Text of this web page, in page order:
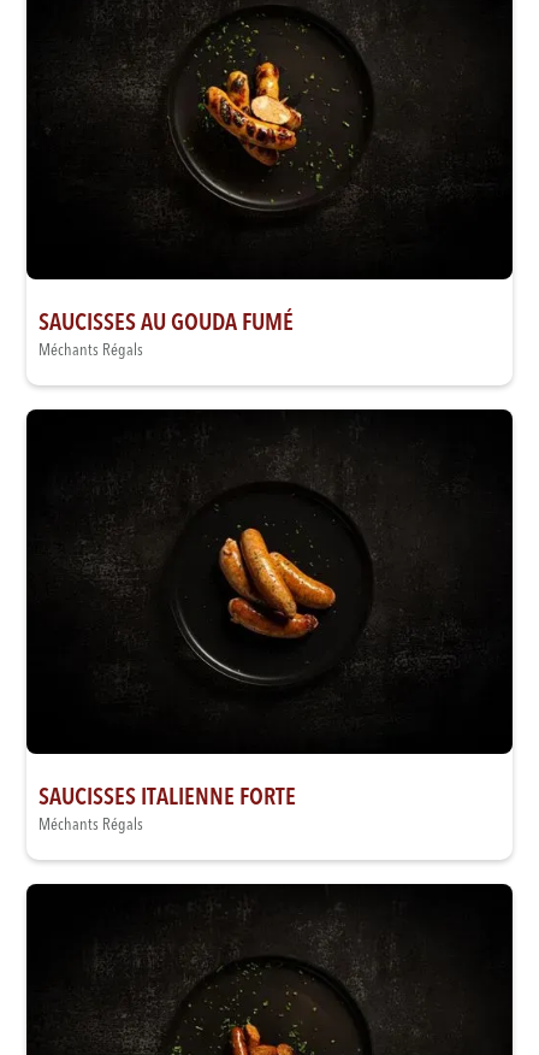
SAUCISSES AU GOUDA FUMÉ
Méchants Régals
SAUCISSES ITALIENNE FORTE
Méchants Régals